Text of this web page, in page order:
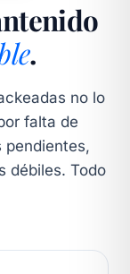
.
no lo
falta de
pendientes,
débiles. Todo